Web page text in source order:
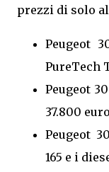
prezzi di solo
Peugeot
PureTech
Peugeot
37.800 euro
Peugeot
165 e i